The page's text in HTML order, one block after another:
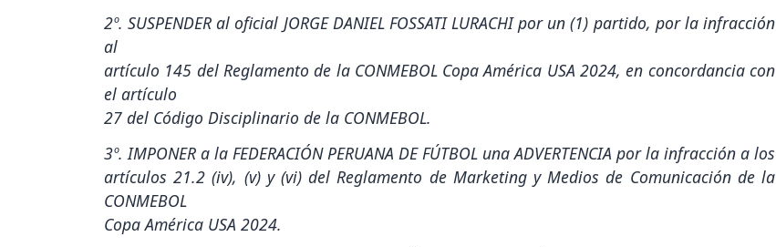
2º. SUSPENDER al oficial JORGE DANIEL FOSSATI LURACHI por un (1) partido, por la infracción
al
artículo 145 del Reglamento de la CONMEBOL Copa América USA 2024, en concordancia con
el artículo
27 del Código Disciplinario de la CONMEBOL.
3º. IMPONER a la FEDERACIÓN PERUANA DE FÚTBOL una ADVERTENCIA por la infracción a los
artículos 21.2 (iv), (v) y (vi) del Reglamento de Marketing y Medios de Comunicación de la
CONMEBOL
Copa América USA 2024.